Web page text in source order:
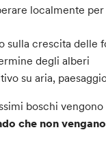
localmente
sulla crescita delle
degli alberi
su aria,
boschi
che non